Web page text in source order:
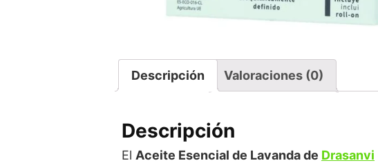
Descripción Valoraciones (0)
Descripción
El Aceite Esencial de Lavanda de Drasanvi